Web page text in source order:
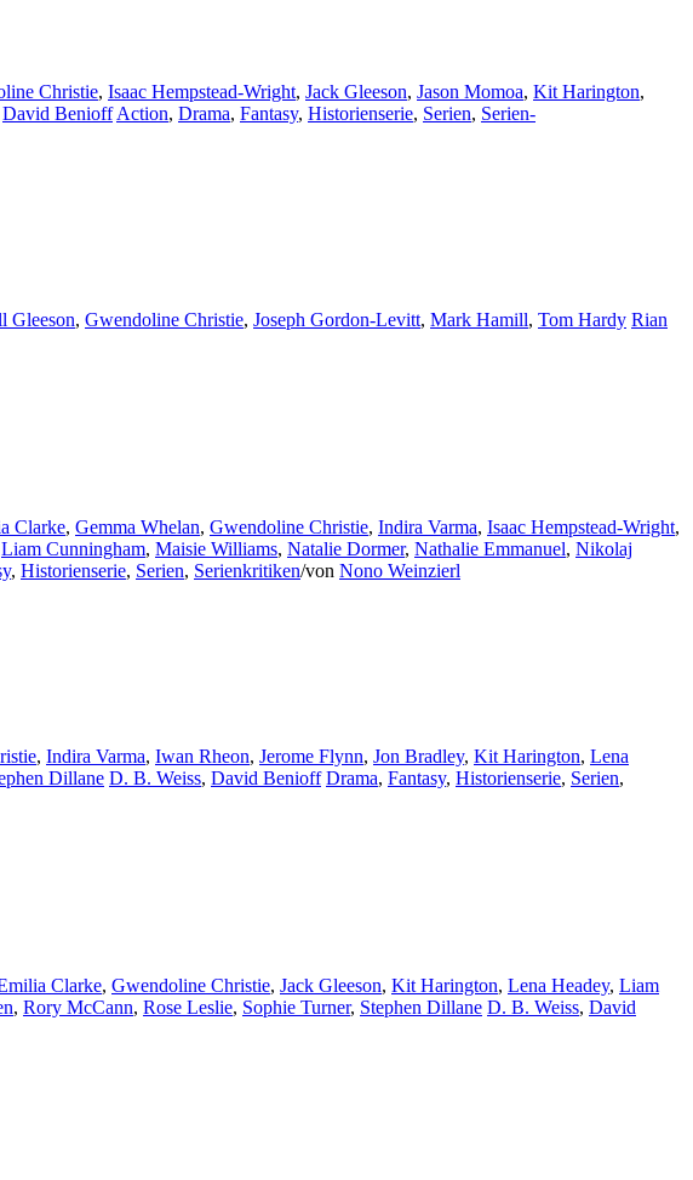
Christie, Isaac Hempstead-Wright, Jack Gleeson, Jason Momoa, Kit Harington,
David Benioff Action, Drama, Fantasy, Historienserie, Serien, Serien-
Gleeson, Gwendoline Christie, Joseph Gordon-Levitt, Mark Hamill, Tom Hardy Rian
Clarke, Gemma Whelan, Gwendoline Christie, Indira Varma, Isaac Hempstead-Wright,
Liam Cunningham, Maisie Williams, Natalie Dormer, Nathalie Emmanuel, Nikolaj
, Historienserie, Serien, Serienkritiken/von Nono Weinzierl
, Indira Varma, Iwan Rheon, Jerome Flynn, Jon Bradley, Kit Harington, Lena
Dillane D. B. Weiss, David Benioff Drama, Fantasy, Historienserie, Serien,
Clarke, Gwendoline Christie, Jack Gleeson, Kit Harington, Lena Headey, Liam
, Rory McCann, Rose Leslie, Sophie Turner, Stephen Dillane D. B. Weiss, David